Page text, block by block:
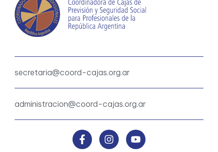
secretaria@coord-cajas.org.ar
administracion@coord-cajas.org.ar